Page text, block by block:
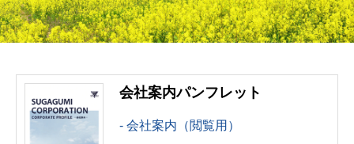
会社案内パンフレット
会社案内（閲覧用）